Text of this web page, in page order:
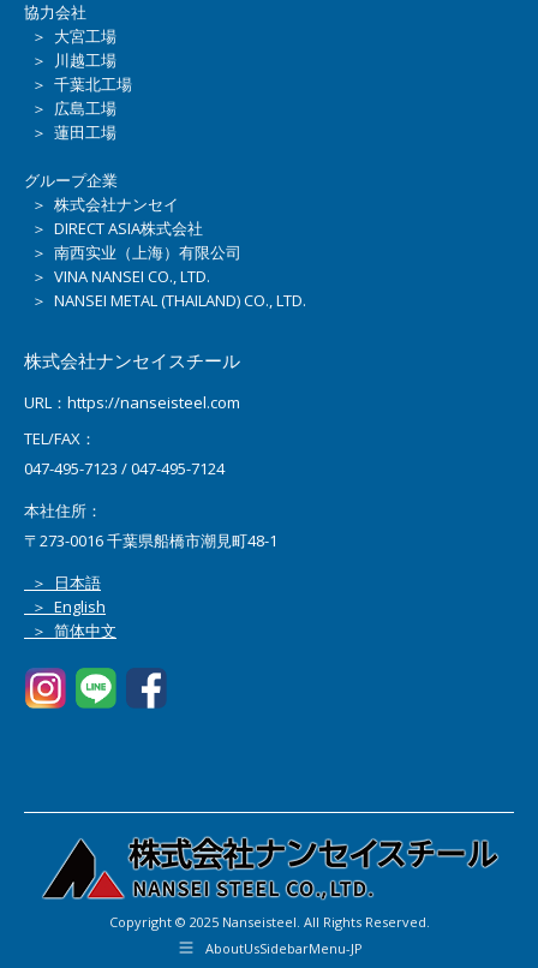
協力会社
＞ 大宮工場
＞ 川越工場
＞ 千葉北工場
＞ 広島工場
＞ 蓮田工場
グループ企業
＞ 株式会社ナンセイ
＞ DIRECT ASIA株式会社
＞ 南西实业（上海）有限公司
＞ VINA NANSEI CO., LTD.
＞ NANSEI METAL (THAILAND) CO., LTD.
株式会社ナンセイスチール
URL：https://nanseisteel.com
TEL/FAX：
047-495-7123 / 047-495-7124
本社住所：
〒273-0016 千葉県船橋市潮見町48-1
＞ 日本語
＞ English
＞ 简体中文
Copyright © 2025 Nanseisteel. All Rights Reserved.
AboutUsSidebarMenu-JP